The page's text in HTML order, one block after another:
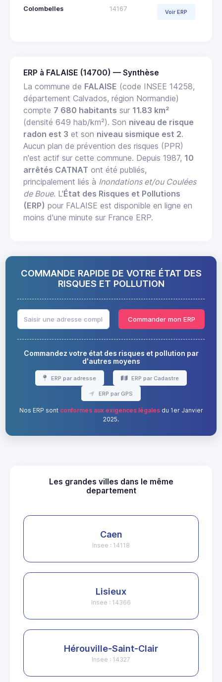
Colombelles 14167 Voir ERP
ERP à FALAISE (14700) — Synthèse
La commune de FALAISE (code INSEE 14258,
département Calvados, région Normandie)
compte 7 680 habitants sur 11.83 km²
(densité 649 hab/km²). Son niveau de risque
radon est 3 et son niveau sismique est 2.
Aucun plan de prévention des risques (PPR)
n'est actif sur cette commune. Depuis 1987, 10
arrêtés CATNAT ont été publiés,
principalement liés à Inondations et/ou Coulées
de Boue. L'État des Risques et Pollutions
(ERP) pour FALAISE est disponible en ligne en
moins d'une minute sur France ERP.
COMMANDE RAPIDE DE VOTRE ÉTAT DES
RISQUES ET POLLUTION
Commander mon ERP
Commandez votre état des risques et pollution par
d'autres moyens
ERP par adresse ERP par Cadastre
ERP par GPS
Nos ERP sont conformes aux exigences légalesdu 1er Janvier
2025.
Les grandes villes dans le même
departement
Caen
Insee : 14118
Lisieux
Insee : 14366
Hérouville-Saint-Clair
Insee : 14327